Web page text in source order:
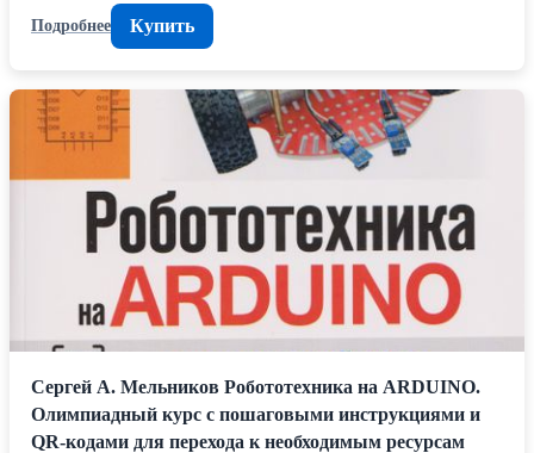
Подробнее
Купить
Сергей А. Мельников Робототехника на ARDUINO.
Олимпиадный курс с пошаговыми инструкциями и
QR-кодами для перехода к необходимым ресурсам